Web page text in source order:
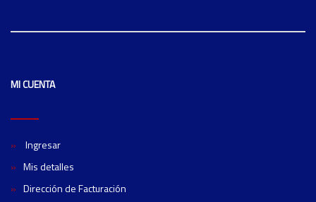
MI CUENTA
Ingresar
Mis detalles
Dirección de Facturación